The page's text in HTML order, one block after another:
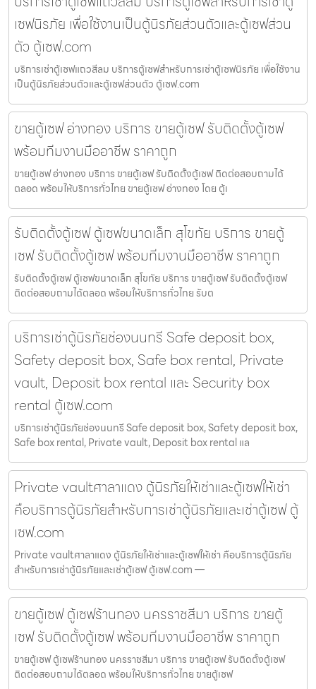
เซฟนิรภัย เพื่อใช้งานเป็นตู้นิรภัยส่วนตัวและตู้เซฟส่วน
ตัว ตู้เซฟ.com
บริการเช่าตู้เซฟแถวสีลม บริการตู้เซฟสำหรับการเช่าตู้เซฟนิรภัย เพื่อใช้งาน
เป็นตู้นิรภัยส่วนตัวและตู้เซฟส่วนตัว ตู้เซฟ.com
ขายตู้เซฟ อ่างทอง บริการ ขายตู้เซฟ รับติดตั้งตู้เซฟ
พร้อมทีมงานมืออาชีพ ราคาถูก
ขายตู้เซฟ อ่างทอง บริการ ขายตู้เซฟ รับติดตั้งตู้เซฟ ติดต่อสอบถามได้
ตลอด พร้อมให้บริการทั่วไทย ขายตู้เซฟ อ่างทอง โดย ตู้เ
รับติดตั้งตู้เซฟ ตู้เซฟขนาดเล็ก สุโขทัย บริการ ขายตู้
เซฟ รับติดตั้งตู้เซฟ พร้อมทีมงานมืออาชีพ ราคาถูก
รับติดตั้งตู้เซฟ ตู้เซฟขนาดเล็ก สุโขทัย บริการ ขายตู้เซฟ รับติดตั้งตู้เซฟ
ติดต่อสอบถามได้ตลอด พร้อมให้บริการทั่วไทย รับต
บริการเช่าตู้นิรภัยช่องนนทรี Safe deposit box,
Safety deposit box, Safe box rental, Private
vault, Deposit box rental และ Security box
rental ตู้เซฟ.com
บริการเช่าตู้นิรภัยช่องนนทรี Safe deposit box, Safety deposit box,
Safe box rental, Private vault, Deposit box rental แล
Private vaultศาลาแดง ตู้นิรภัยให้เช่าและตู้เซฟให้เช่า
คือบริการตู้นิรภัยสำหรับการเช่าตู้นิรภัยและเช่าตู้เซฟ ตู้
เซฟ.com
Private vaultศาลาแดง ตู้นิรภัยให้เช่าและตู้เซฟให้เช่า คือบริการตู้นิรภัย
สำหรับการเช่าตู้นิรภัยและเช่าตู้เซฟ ตู้เซฟ.com —
ขายตู้เซฟ ตู้เซฟร้านทอง นครราชสีมา บริการ ขายตู้
เซฟ รับติดตั้งตู้เซฟ พร้อมทีมงานมืออาชีพ ราคาถูก
ขายตู้เซฟ ตู้เซฟร้านทอง นครราชสีมา บริการ ขายตู้เซฟ รับติดตั้งตู้เซฟ
ติดต่อสอบถามได้ตลอด พร้อมให้บริการทั่วไทย ขายตู้เซฟ